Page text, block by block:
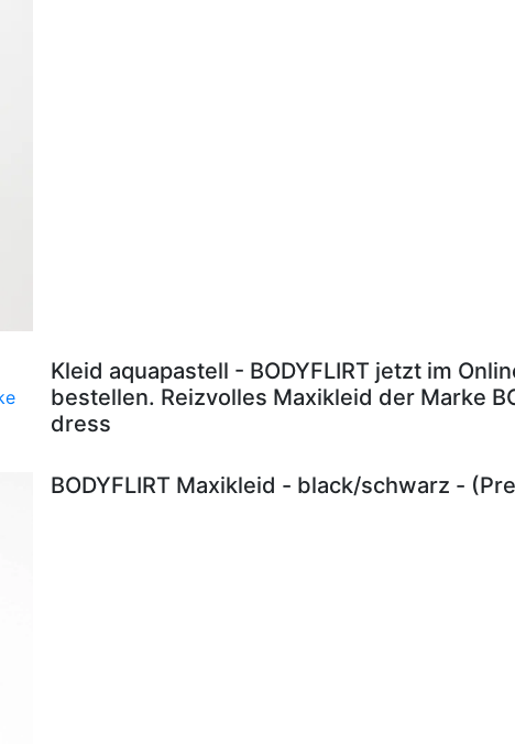
Kleid aquapastell - BODYFLIRT jetzt im
bestellen. Reizvolles Maxikleid der Marke
dress
BODYFLIRT Maxikleid - black/schwarz -